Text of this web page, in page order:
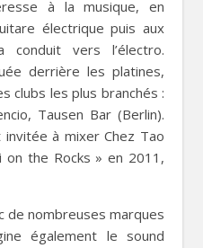
à la musique, en
électrique puis aux
conduit vers l’électro.
derrière les platines,
clubs les plus branchés :
Tausen Bar (Berlin).
à mixer Chez Tao
on the Rocks » en 2011,
de nombreuses marques
également le sound